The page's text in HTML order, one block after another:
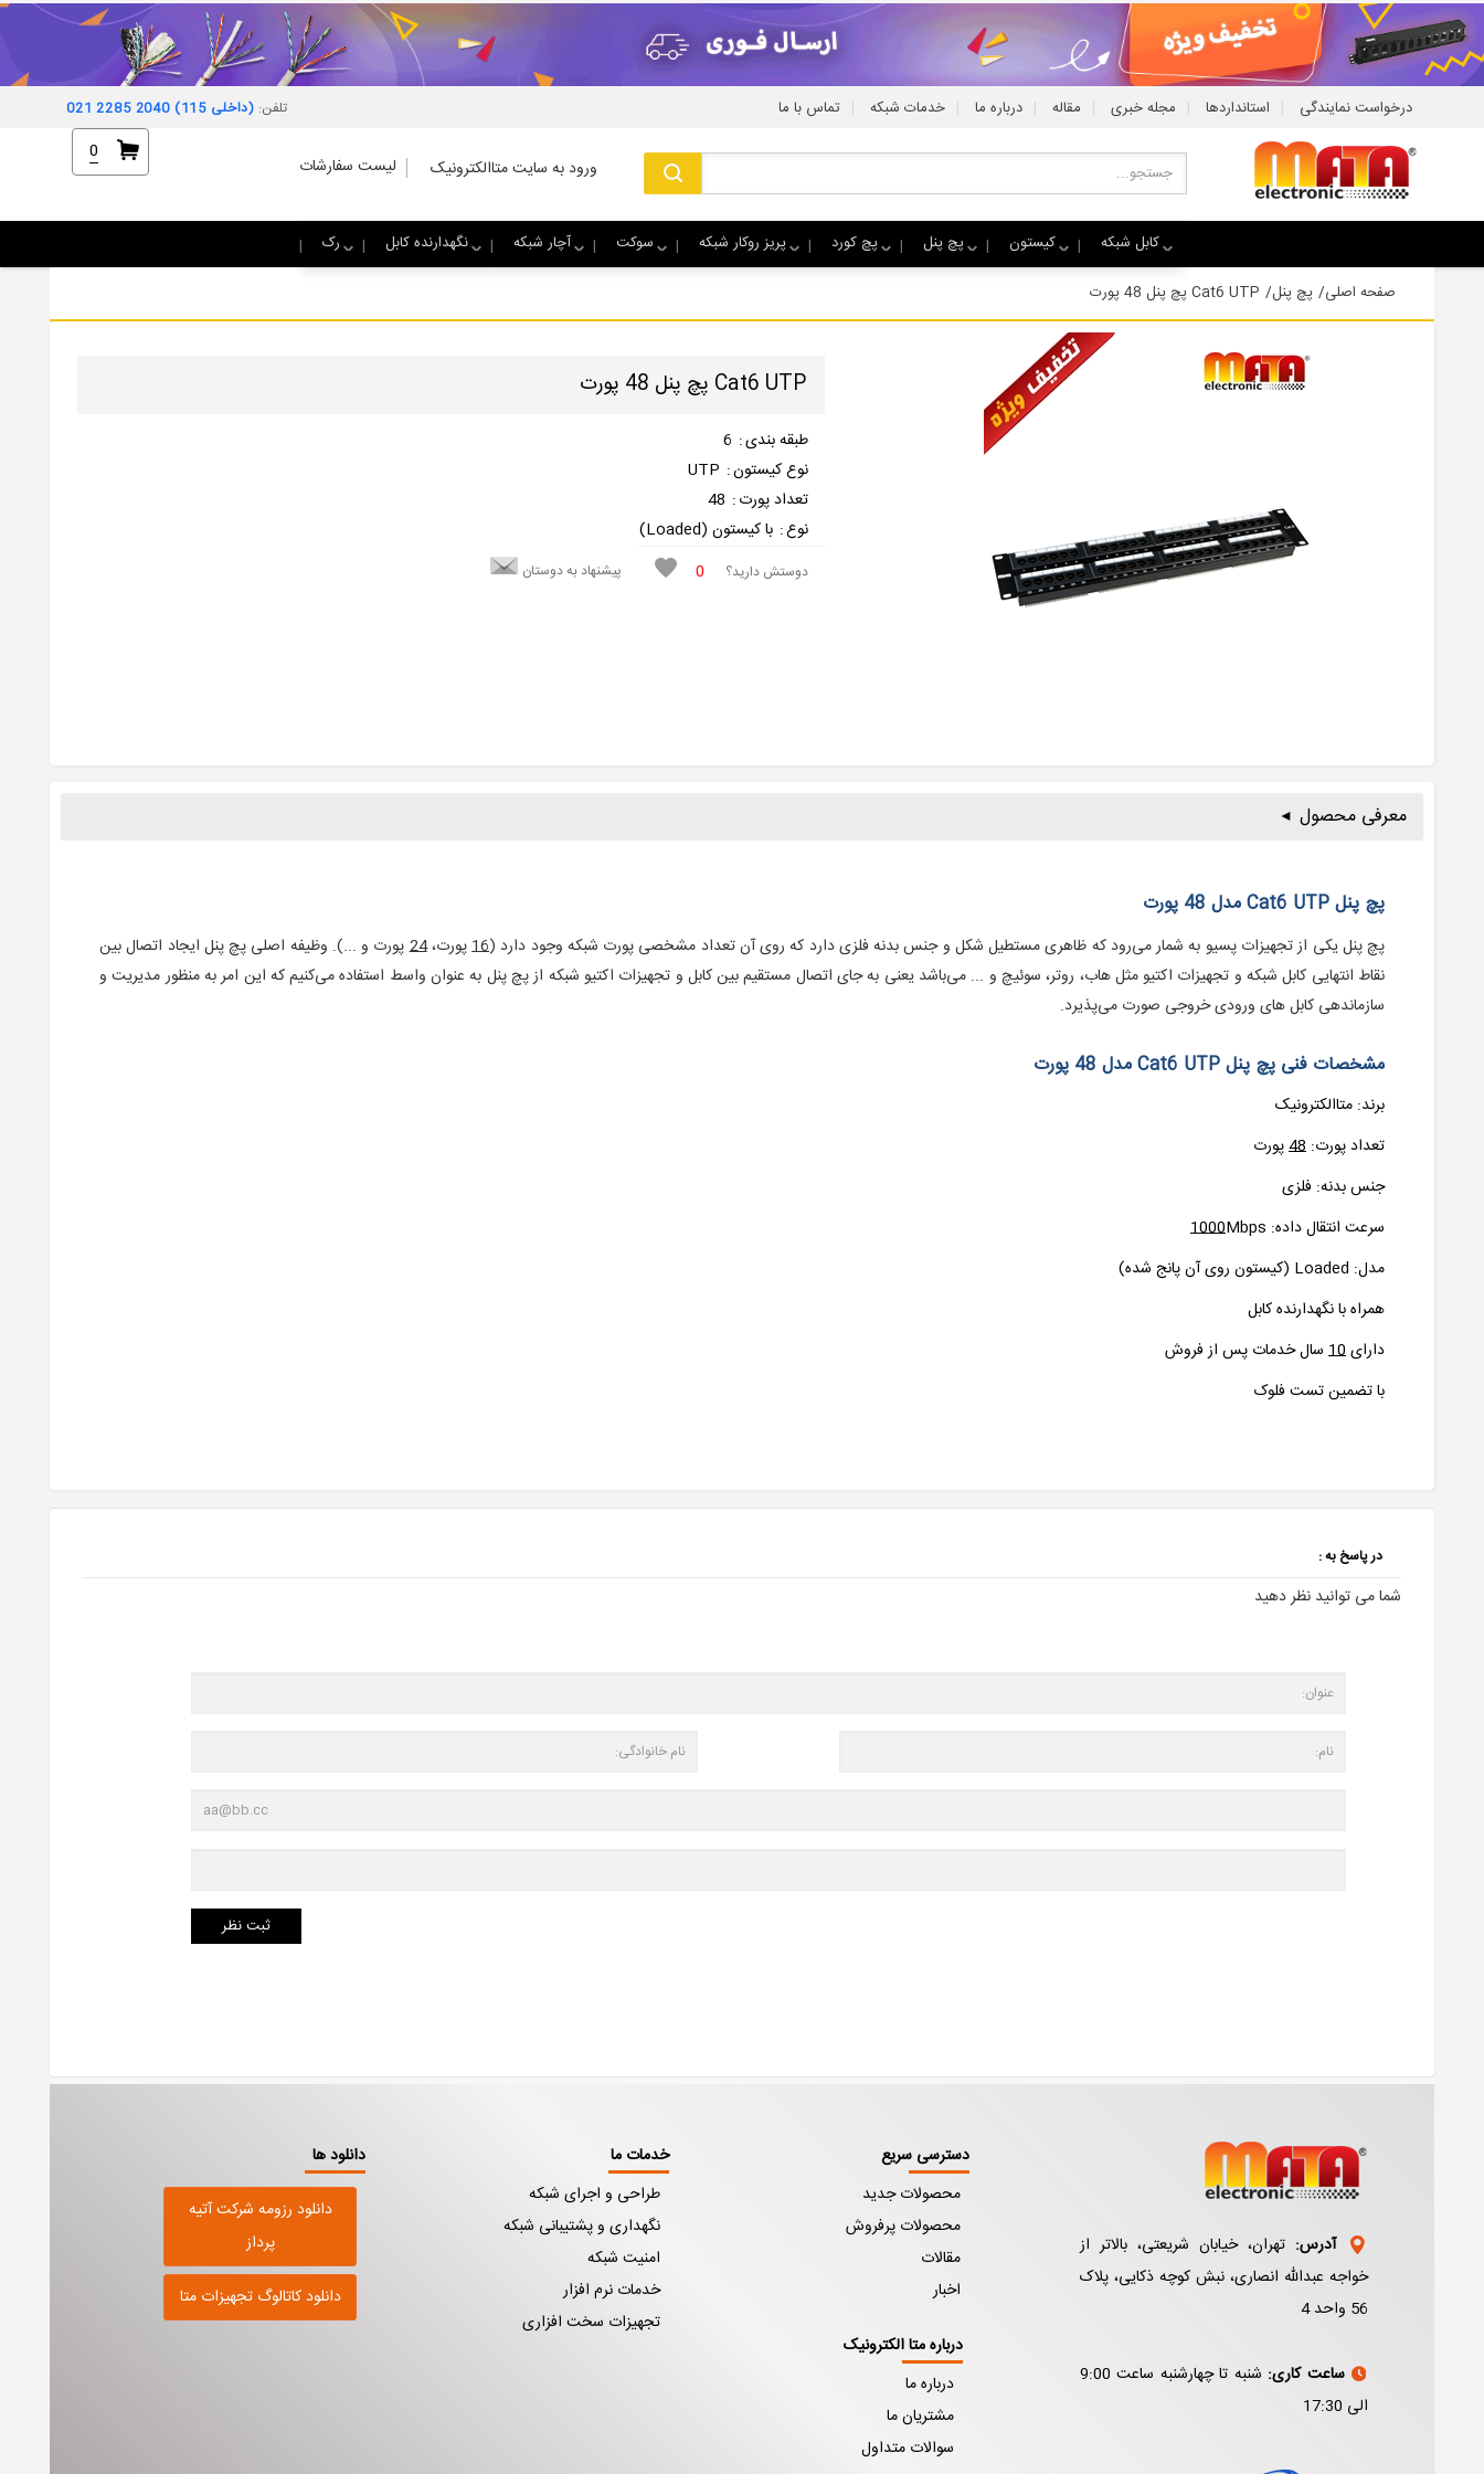
درخواست نمایندگی | استانداردها | مجله خبری | مقاله | درباره ما | خدمات شبکه | تماس با ما تلفن: 021 2285 2040 (داخلی 115)
ورود به سایت متاالکترونیک لیست سفارشات
0
رک نگهدارنده کابل آچار شبکه سوکت پریز روکار شبکه پچ کورد پچ پنل کیستون کابل شبکه
صفحه اصلی/ پچ پنل/ Cat6 UTP پچ پنل 48 پورت
Cat6 UTP پچ پنل 48 پورت
طبقه بندی:
6
نوع کیستون:
UTP
تعداد پورت:
48
نوع: با کیستون (Loaded)
دوستش دارید؟ 0 پیشنهاد به دوستان
معرفی محصول
پچ پنل Cat6 UTP مدل 48 پورت
پچ پنل یکی از تجهیزات پسیو به شمار می‌رود که ظاهری مستطیل شکل و جنس بدنه فلزی دارد که روی آن تعداد مشخصی پورت شبکه وجود دارد (16پورت،24پورت و ...). وظیفه اصلی پچ پنل ایجاد اتصال بین
نقاط انتهایی کابل‌ شبکه و تجهیزات اکتیو مثل هاب، روتر، سوئیچ و ... می‌باشد یعنی به جای اتصال مستقیم بین کابل و تجهیزات اکتیو شبکه از پچ پنل به عنوان واسط استفاده می‌کنیم که این امر به منظور مدیریت و
سازماندهی کابل های ورودی خروجی صورت می‌پذیرد.
مشخصات فنی پچ پنل Cat6 UTP مدل 48 پورت
برند: متاالکترونیک
تعداد پورت: 48پورت
جنس بدنه: فلزی
سرعت انتقال داده:
1000Mbps
مدل: Loaded (کیستون روی آن پانج شده)
همراه با نگهدارنده کابل
دارای10 سال خدمات پس از فروش
با تضمین تست فلوک
در پاسخ به :
شما می توانید نظر دهید
آدرس: تهران، خیابان شریعتی، بالاتر از
خواجه عبدالله انصاری، نبش کوچه ذکایی، پلاک
56 واحد 4
ساعت کاری:
شنبه تا چهارشنبه ساعت 9:00
الی 17:30
دسترسی سریع
محصولات جدید
محصولات پرفروش
مقالات
اخبار
درباره متا الکترونیک
درباره ما
مشتریان ما
سوالات متداول
خدمات ما
طراحی و اجرای شبکه
نگهداری و پشتیبانی شبکه
امنیت شبکه
خدمات نرم افزار
تجهیزات سخت افزاری
دانلود ها
دانلود رزومه شرکت آتیه
پرداز
دانلود کاتالوگ تجهیزات متا